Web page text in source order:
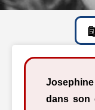
dans son